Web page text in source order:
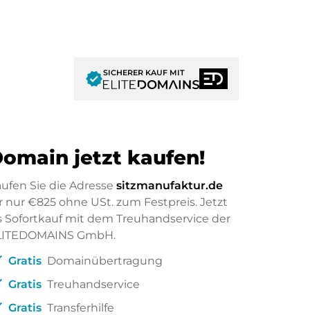
verifiedSICHERER KAUF MIT
jetzt kaufen!
Sie die Adressesitzmanufaktur.de
nur€825ohne USt. zum Festpreis. Jetzt
Sofortkauf mit dem Treuhandservice der
GmbH.
Gratis Domainübertragung
Gratis Treuhandservice
Gratis Transferhilfe